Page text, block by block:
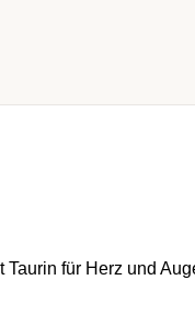
für Herz und